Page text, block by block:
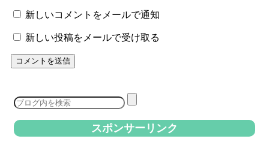
新しいコメントをメールで通知
新しい投稿をメールで受け取る
スポンサーリンク